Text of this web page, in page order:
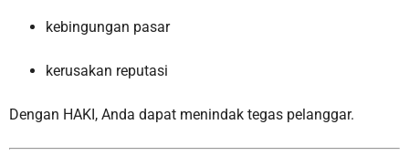
kebingungan pasar
kerusakan reputasi
Dengan HAKI, Anda dapat menindak tegas pelanggar.